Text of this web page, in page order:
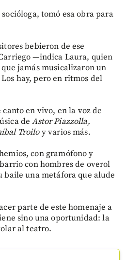
socióloga, tomó esa obra para
bebieron de ese
—indica Laura, quien
jamás musicalizaron un
hay, pero en ritmos del
en vivo, en la voz de
deAstor Piazzolla,
Troiloy varios más.
con gramófono y
con hombres de overol
baile una metáfora que alude
parte de este homenaje a
sino una oportunidad: la
al teatro.